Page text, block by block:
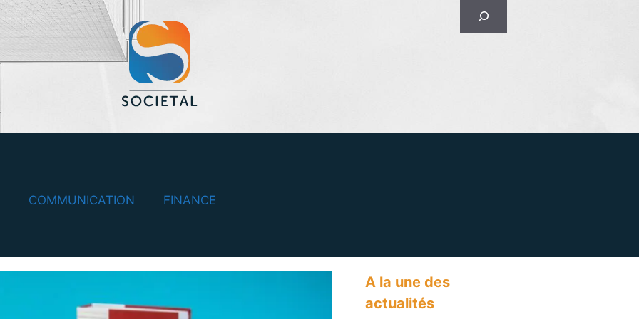
Rechercher
COMMUNICATION FINANCE
A la une des
actualités